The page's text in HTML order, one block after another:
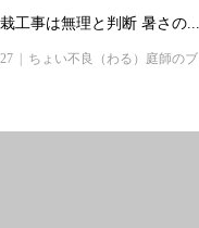
工事は無理と判断 暑さの...
ちょい不良（わる）庭師の